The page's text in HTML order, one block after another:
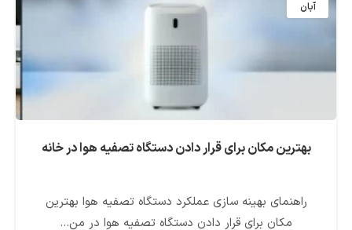
آبان
بهترین مکان برای قرار دادن دستگاه تصفیه هوا در خانه
راهنمای بهینه سازی عملکرد دستگاه تصفیه هوا بهترین
مکان برای قرار دادن دستگاه تصفیه هوا در من...